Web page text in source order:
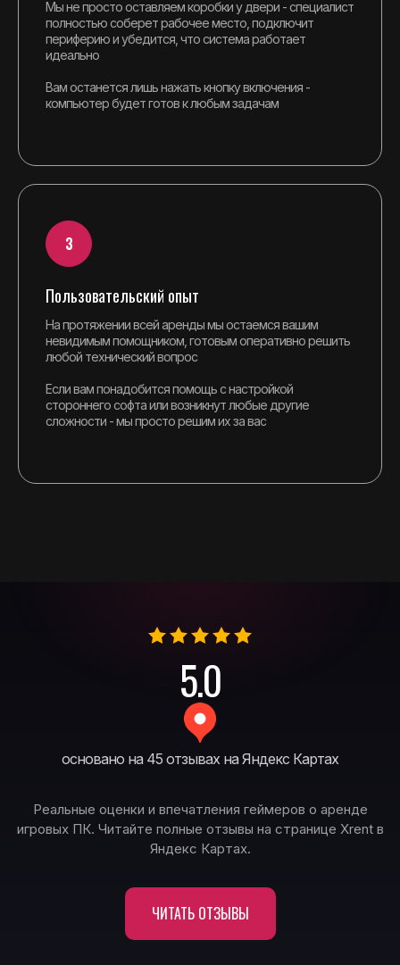
Мы не просто оставляем коробки у двери - специалист
полностью соберет рабочее место, подключит
периферию и убедится, что система работает
идеально
Вам останется лишь нажать кнопку включения -
компьютер будет готов к любым задачам
Пользовательский опыт
На протяжении всей аренды мы остаемся вашим
невидимым помощником, готовым оперативно решить
любой технический вопрос
Если вам понадобится помощь с настройкой
стороннего софта или возникнут любые другие
сложности - мы просто решим их за вас
5.0
основано на 45 отзывах на Яндекс Картах
Реальные оценки и впечатления геймеров о аренде
игровых ПК. Читайте полные отзывы на странице Xrent в
Яндекс Картах.
ЧИТАТЬ ОТЗЫВЫ